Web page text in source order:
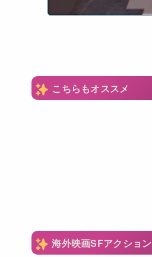
こちらもオススメ
海外映画SFアクション